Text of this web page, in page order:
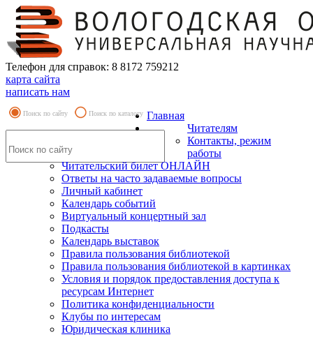
Телефон для справок: 8 8172 759212
карта сайта
написать нам
Поиск по сайту Поиск по каталогу Главная
Читателям
Контакты, режим
работы
Читательский билет ОНЛАЙН
Ответы на часто задаваемые вопросы
Личный кабинет
Календарь событий
Виртуальный концертный зал
Подкасты
Календарь выставок
Правила пользования библиотекой
Правила пользования библиотекой в картинках
Условия и порядок предоставления доступа к
ресурсам Интернет
Политика конфиденциальности
Клубы по интересам
Юридическая клиника